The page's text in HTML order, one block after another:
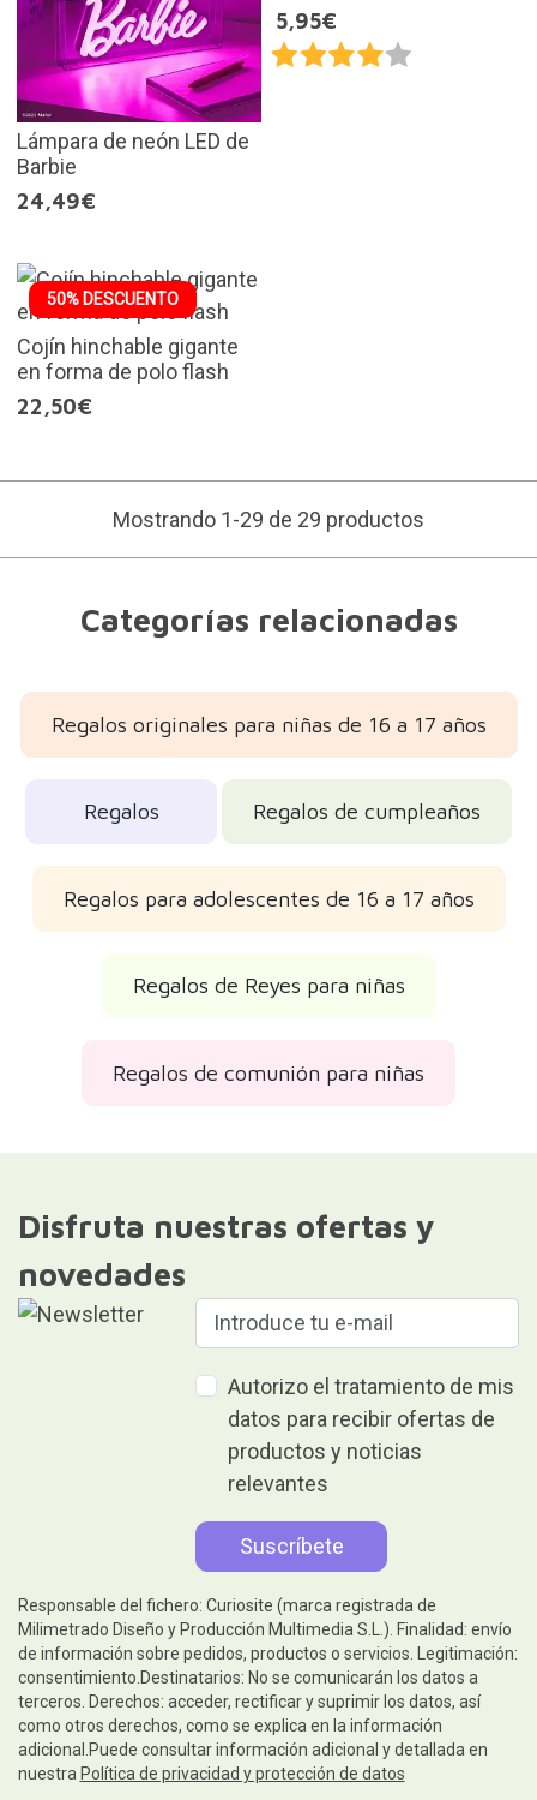
Lámpara de neón LED de
Barbie
24,49€
5,95€
50% DESCUENTO
Cojín hinchable gigante
en forma de polo flash
22,50€
Mostrando 1-29 de 29 productos
Categorías relacionadas
Regalos originales para niñas de 16 a 17 años
Regalos Regalos de cumpleaños
Regalos para adolescentes de 16 a 17 años
Regalos de Reyes para niñas
Regalos de comunión para niñas
Disfruta nuestras ofertas y
novedades
Autorizo el tratamiento de mis
datos para recibir ofertas de
productos y noticias
relevantes
Responsable del fichero: Curiosite (marca registrada de
Milimetrado Diseño y Producción Multimedia S.L.). Finalidad: envío
de información sobre pedidos, productos o servicios. Legitimación:
consentimiento.Destinatarios: No se comunicarán los datos a
terceros. Derechos: acceder, rectificar y suprimir los datos, así
como otros derechos, como se explica en la información
adicional.Puede consultar información adicional y detallada en
nuestra Política de privacidad y protección de datos